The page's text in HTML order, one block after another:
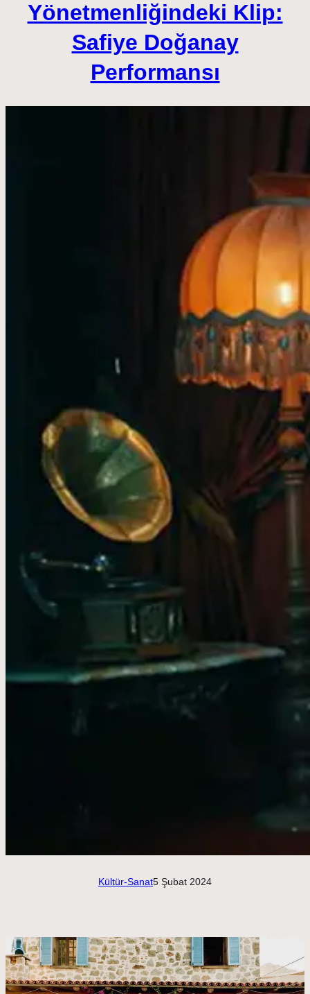
Yönetmenliğindeki Klip:
Safiye Doğanay
Performansı
Kültür-Sanat5 Şubat 2024